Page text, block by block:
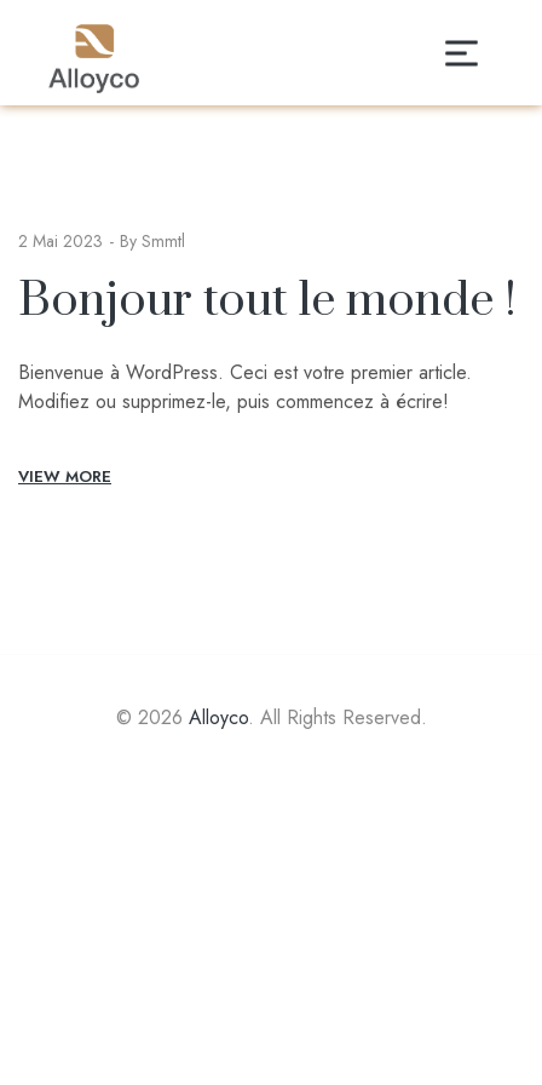
2 Mai 2023 By Smmtl
Bonjour tout le monde !
Bienvenue à WordPress. Ceci est votre premier article.
Modifiez ou supprimez-le, puis commencez à écrire!
VIEW MORE
© 2026 Alloyco. All Rights Reserved.